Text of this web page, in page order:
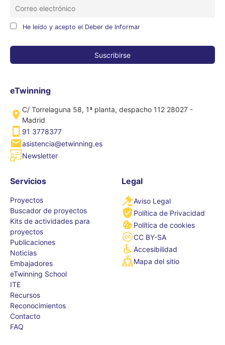
He leído y acepto el Deber de Informar
eTwinning
C/ Torrelaguna 58, 1ª planta, despacho 112 28027 -
Madrid
91 3778377
asistencia@etwinning.es
Newsletter
Servicios
Proyectos
Buscador de proyectos
Kits de actividades para
proyectos
Publicaciones
Noticias
Embajadores
eTwinning School
ITE
Recursos
Reconocimientos
Contacto
FAQ
Legal
Aviso Legal
Política de Privacidad
Política de cookies
CC BY-SA
Accesibilidad
Mapa del sitio